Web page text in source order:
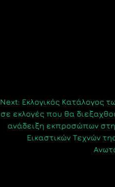
Next: Εκλογικός Κατάλογος
σε εκλογές που θα
ανάδειξη εκπροσώπων
Εικαστικών Τεχνών